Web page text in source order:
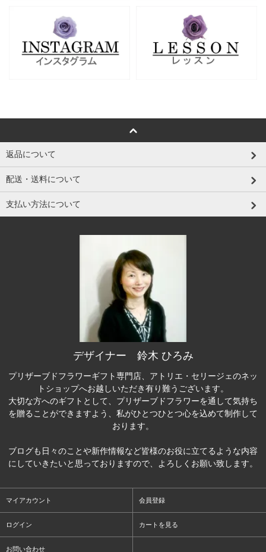
返品について
配送・送料について
支払い方法について
デザイナー 鈴木 ひろみ
プリザーブドフラワーギフト専門店、アトリエ・セリージェのネッ
トショップへお越しいただき有り難うございます。
大切な方へのギフトとして、プリザーブドフラワーを通して気持ち
を贈ることができますよう、私がひとつひとつ心を込めて制作して
おります。
ブログも日々のことや新作情報など皆様のお役に立てるような内容
にしていきたいと思っておりますので、よろしくお願い致します。
マイアカウント 会員登録
ログイン カートを見る
お問い合わせ